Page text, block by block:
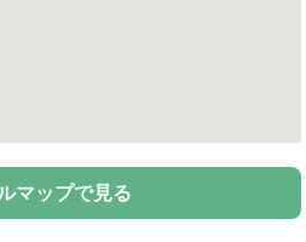
マップで見る